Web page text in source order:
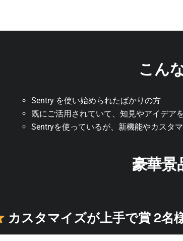
こん
Sentry を使い始められたばかりの方
既にご活用されていて、知見やアイデア
Sentryを使っているが、新機能やカスタ
豪華景
カスタマイズが上手で賞 2名